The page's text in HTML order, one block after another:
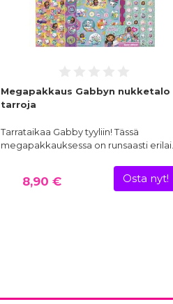
Megapakkaus Gabbyn nukketalo
tarroja
Tarrataikaa Gabby tyyliin! Tässä
megapakkauksessa on runsaasti erilai…
8,90 € Osta nyt!